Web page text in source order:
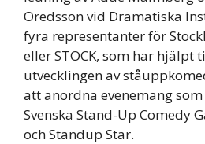
Oredsson vid Dramatiska
fyra representanter för
eller STOCK, som har hjälpt
utvecklingen av
att anordna evenemang
Svenska Stand-Up Comedy
och Standup Star.